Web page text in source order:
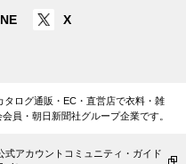
ルームウェア
アンダーウェア
X
ログ通販・EC・直営店で衣料・雑
員・朝日新聞社グループ企業です。
式アカウントコミュニティ・ガイド